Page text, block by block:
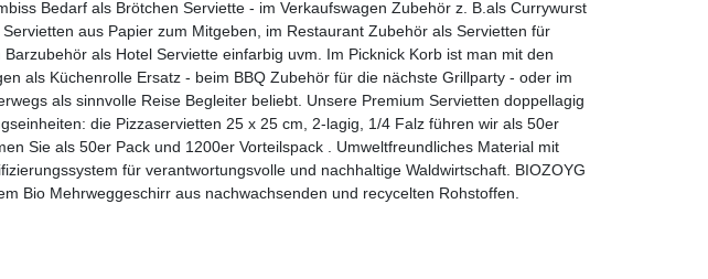
Bedarf als Brötchen Serviette - im Verkaufswagen Zubehör z. B.als Currywurst
aus Papier zum Mitgeben, im Restaurant Zubehör als Servietten für
als Hotel Serviette einfarbig uvm. Im Picknick Korb ist man mit den
als Küchenrolle Ersatz - beim BBQ Zubehör für die nächste Grillparty - oder im
als sinnvolle Reise Begleiter beliebt. Unsere Premium Servietten doppellagig
die Pizzaservietten 25 x 25 cm, 2-lagig, 1/4 Falz führen wir als 50er
Sie als 50er Pack und 1200er Vorteilspack . Umweltfreundliches Material mit
für verantwortungsvolle und nachhaltige Waldwirtschaft. BIOZOYG
Bio Mehrweggeschirr aus nachwachsenden und recycelten Rohstoffen.